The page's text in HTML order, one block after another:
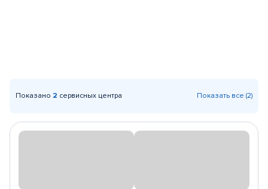
Показано 2 сервисных центра Показать все (2)